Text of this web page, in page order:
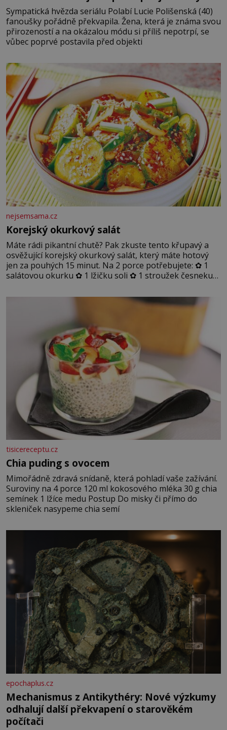
Sympatická hvězda seriálu Polabí Lucie Polišenská (40)
fanoušky pořádně překvapila. Žena, která je známa svou
přirozeností a na okázalou módu si příliš nepotrpí, se
vůbec poprvé postavila před objekti
nejsemsama.cz
Korejský okurkový salát
Máte rádi pikantní chutě? Pak zkuste tento křupavý a
osvěžující korejský okurkový salát, který máte hotový
jen za pouhých 15 minut. Na 2 porce potřebujete: ✿ 1
salátovou okurku ✿ 1 lžičku soli ✿ 1 stroužek česneku
sezamového oleje ✿ 1 lžičku chilli ✿ 1 lžičku cukru ✿ 1
jarní cibulku ✿ 1 lžíci sezamových semínek
tisicereceptu.cz
Chia puding s ovocem
Mimořádně zdravá snídaně, která pohladí vaše zažívání.
Suroviny na 4 porce 120 ml kokosového mléka 30 g chia
semínek 1 lžíce medu Postup Do misky či přímo do
skleniček nasypeme chia semí
epochaplus.cz
Mechanismus z Antikythéry: Nové výzkumy
odhalují další překvapení o starověkém
počítači